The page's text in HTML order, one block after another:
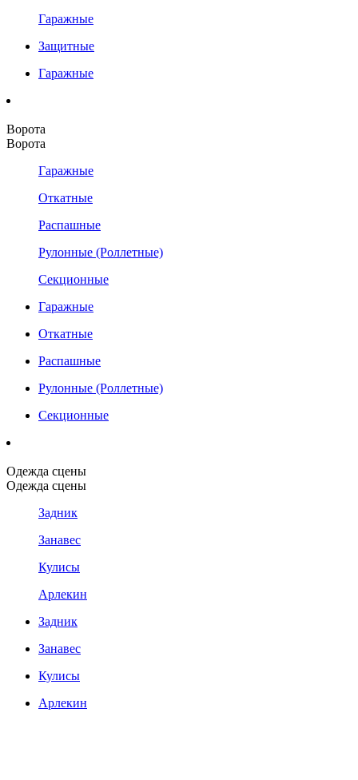
Гаражные
Защитные
Гаражные
Ворота
Ворота
Гаражные
Откатные
Распашные
Рулонные (Роллетные)
Секционные
Гаражные
Откатные
Распашные
Рулонные (Роллетные)
Секционные
Одежда сцены
Одежда сцены
Задник
Занавес
Кулисы
Арлекин
Задник
Занавес
Кулисы
Арлекин